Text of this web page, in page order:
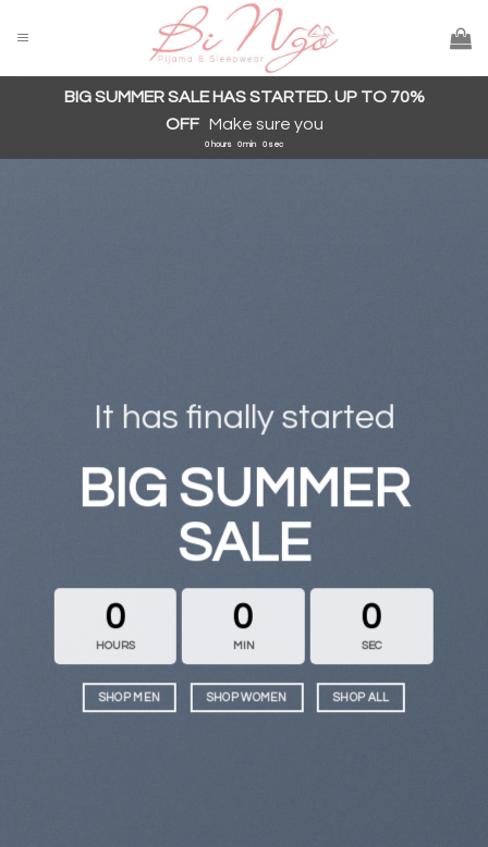
BIG SUMMER SALE HAS STARTED. UP TO 70%
OFF Make sure you
0 hours 0min 0 sec
It has finally started
BIG SUMMER
SALE
0
HOURS
0
MIN
0
SEC
SHOP MEN SHOP WOMEN SHOP ALL